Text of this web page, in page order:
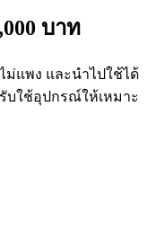
บาท
ม่แพง และนำไปใช้ได้
บใช้อุปกรณ์ให้เหมาะ